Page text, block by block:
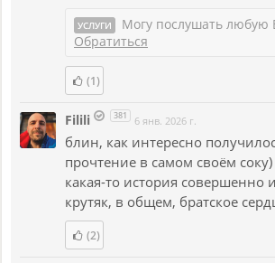
УСЛУГИ
Могу послушать любую
Обратиться
(1)
Filili 381 6 янв. 2026 г.
блин, как интересно
прочтение в самом своём
какая-то история совершенно
крутяк, в общем, братское
(2)